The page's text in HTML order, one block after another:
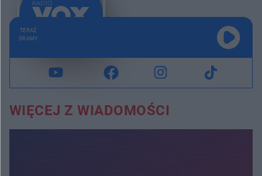
TERAZ
GRAMY
WIĘCEJ Z WIADOMOŚCI